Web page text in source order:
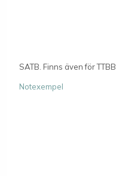
SATB. Finns även för TTBB
Notexempel